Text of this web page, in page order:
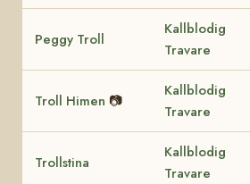
Peggy Troll
Kallblodig
Travare
Troll Himen 📷
Kallblodig
Travare
Trollstina
Kallblodig
Travare